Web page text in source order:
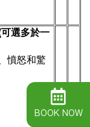
選多於一
憤怒和驚
BOOK NOW